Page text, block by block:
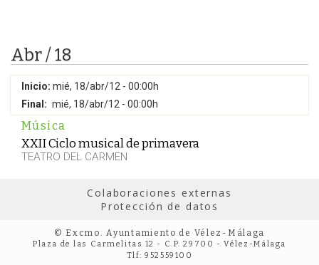
Abr / 18
Inicio: mié, 18/abr/12 - 00:00h
Final: mié, 18/abr/12 - 00:00h
Música
XXII Ciclo musical de primavera
TEATRO DEL CARMEN
Colaboraciones externas
Protección de datos
© Excmo. Ayuntamiento de Vélez-Málaga
Plaza de las Carmelitas 12 - C.P. 29700 - Vélez-Málaga
Tlf: 952559100